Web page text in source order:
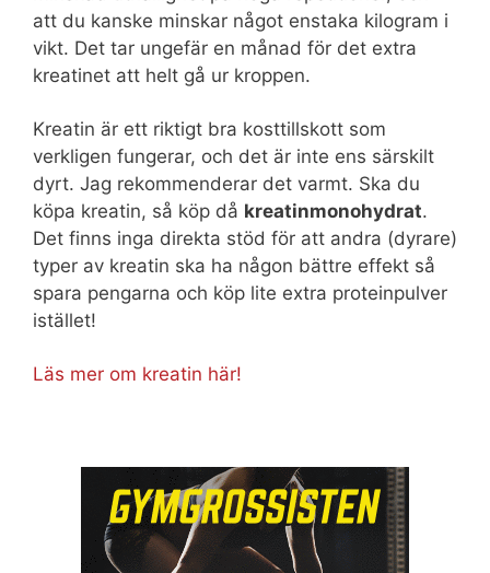
att du kanske minskar något enstaka kilogram i
vikt. Det tar ungefär en månad för det extra
kreatinet att helt gå ur kroppen.
Kreatin är ett riktigt bra kosttillskott som
verkligen fungerar, och det är inte ens särskilt
dyrt. Jag rekommenderar det varmt. Ska du
köpa kreatin, så köp då kreatinmonohydrat.
Det finns inga direkta stöd för att andra (dyrare)
typer av kreatin ska ha någon bättre effekt så
spara pengarna och köp lite extra proteinpulver
istället!
Läs mer om kreatin här!